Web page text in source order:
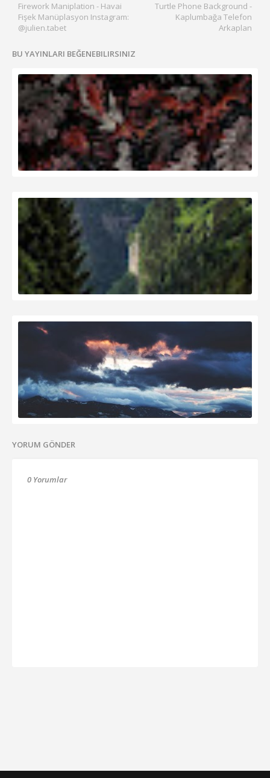
Turtle Phone Background -
Kaplumbağa Telefon
Arkaplan
Firework Maniplation - Havai
Fişek Manüplasyon Instagram:
@julien.tabet
BU YAYINLARI BEĞENEBILIRSINIZ
YORUM GÖNDER
0 Yorumlar